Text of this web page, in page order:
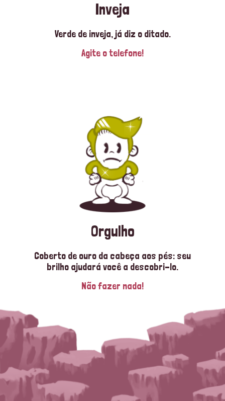
Inveja
Verde de inveja, já diz o ditado.
Agite o telefone!
Orgulho
Coberto de ouro da cabeça aos pés: seu
brilho ajudará você a descobri-lo.
Não fazer nada!